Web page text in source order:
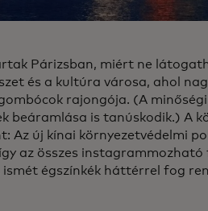
Párizsban, miért ne
és a kultúra városa, ahol
rajongója. (A
beáramlása is tanúskodik.) A
Az új kínai környezetvédelmi
így az összes
égszínkék háttérrel fog